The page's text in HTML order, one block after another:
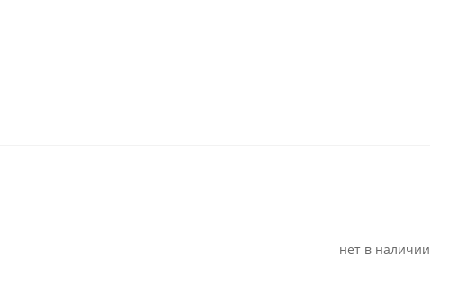
Нет в наличии